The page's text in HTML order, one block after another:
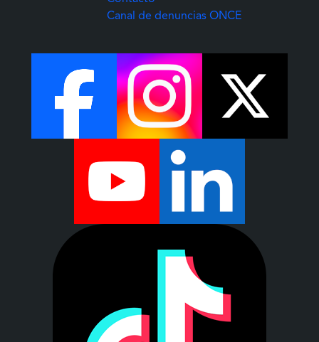
Canal de denuncias ONCE(Abre una